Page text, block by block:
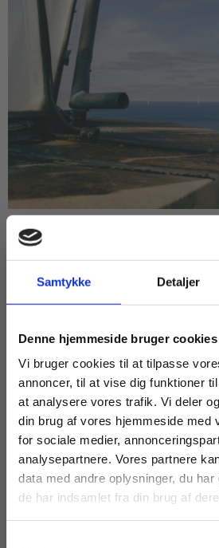
Samtykke Detaljer
Denne hjemmeside bruger cookies
Vi bruger cookies til at tilpasse
annoncer, til at vise dig funktioner
at analysere vores trafik. Vi deler
din brug af vores hjemmeside med
for sociale medier,
analysepartnere. Vores partnere
data med andre oplysninger, du
de har indsamlet fra din brug af
ARTIKEL
Kernen er kulturen
Køb læremidler og find
Fortsæt
For privatkunder og
studerende. Du får
vist priser inkl.
får